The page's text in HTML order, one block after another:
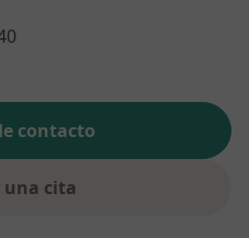
contacto
una cita